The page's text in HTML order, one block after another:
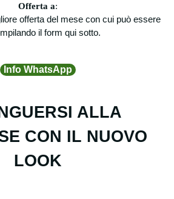
Offerta a:
offerta del mese con cui può essere
il form qui sotto.
Info WhatsApp
ALLA
CON IL NUOVO
LOOK